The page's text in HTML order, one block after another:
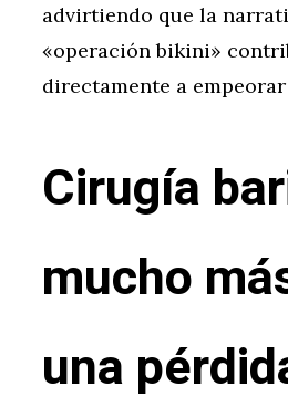
advirtiendo que la
«operación bikini»
directamente a
Cirugía
mucho
una